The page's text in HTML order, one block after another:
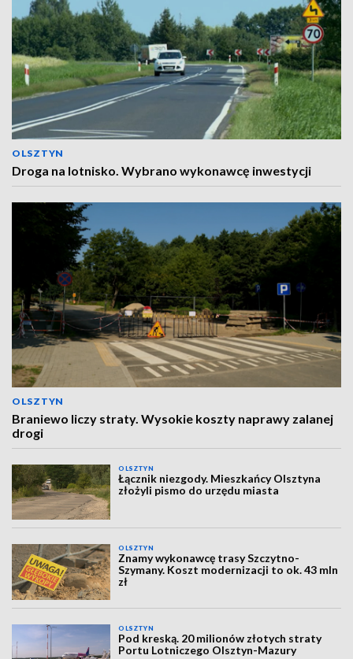
OLSZTYN
Droga na lotnisko. Wybrano wykonawcę inwestycji
OLSZTYN
Braniewo liczy straty. Wysokie koszty naprawy zalanej
drogi
OLSZTYN
Łącznik niezgody. Mieszkańcy Olsztyna
złożyli pismo do urzędu miasta
OLSZTYN
Znamy wykonawcę trasy Szczytno-
Szymany. Koszt modernizacji to ok. 43 mln
zł
OLSZTYN
Pod kreską. 20 milionów złotych straty
Portu Lotniczego Olsztyn-Mazury